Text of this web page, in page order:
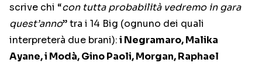
scrive chi “con tutta probabilità vedremo in gara
quest’anno” tra i 14 Big (ognuno dei quali
interpreterà due brani):i Negramaro, Malika
Ayane, i Modà, Gino Paoli, Morgan, Raphael